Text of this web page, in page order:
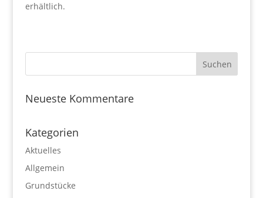
erhältlich.
Neueste Kommentare
Kategorien
Aktuelles
Allgemein
Grundstücke